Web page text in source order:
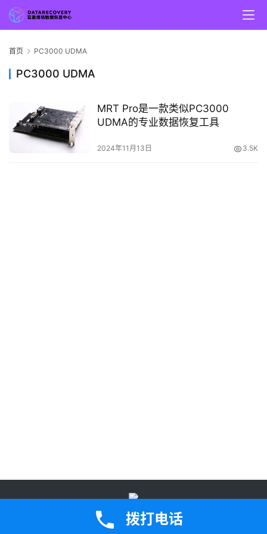
首页 PC3000 UDMA
PC3000 UDMA
MRT Pro是一款类似PC3000
UDMA的专业数据恢复工具
2024年11月13日 3.5K
2024 版权所有
拨打电话